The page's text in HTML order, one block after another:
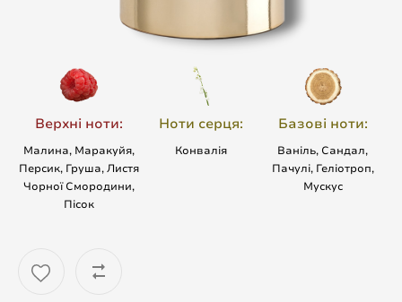
Верхні ноти:
Малина, Маракуйя,
Персик, Груша, Листя
Чорної Смородини,
Пісок
Ноти серця:
Конвалія
Базові ноти:
Ваніль, Сандал,
Пачулі, Геліотроп,
Мускус